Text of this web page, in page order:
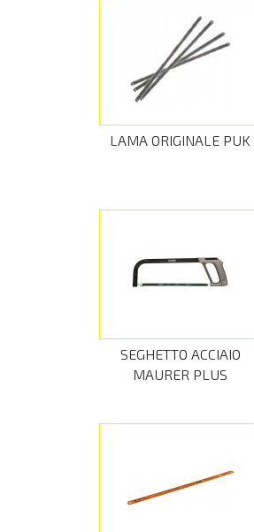
LAMA ORIGINALE PUK
SEGHETTO ACCIAIO
MAURER PLUS